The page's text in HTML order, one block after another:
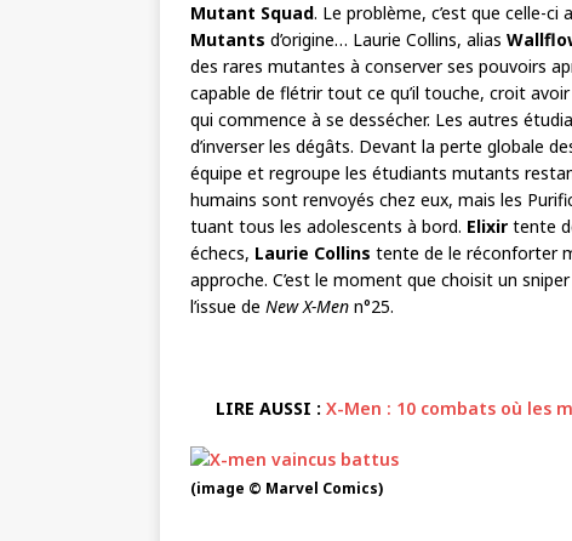
Mutant Squad. Le problème, c’est que celle-
Mutants d’origine… Laurie Collins, alias
des rares mutantes à conserver ses pouvoirs
capable de flétrir tout ce qu’il touche, croit
qui commence à se dessécher. Les autres
d’inverser les dégâts. Devant la perte globale
équipe et regroupe les étudiants mutants
humains sont renvoyés chez eux, mais les
tuant tous les adolescents à bord. Elixir tente
échecs, Laurie Collins tente de le réconforter
approche. C’est le moment que choisit un
l’issue de New X-Men n°25.
LIRE AUSSI : X-Men : 10 combats où les
(image © Marvel Comics)